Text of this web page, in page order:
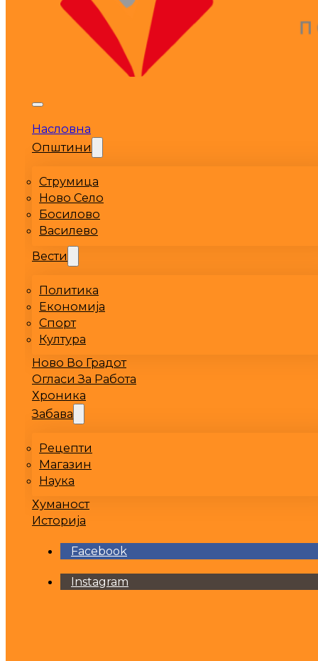
Насловна
Општини
Струмица
Ново Село
Босилово
Василево
Вести
Политика
Економија
Спорт
Култура
Ново Во Градот
Огласи За Работа
Хроника
Забава
Рецепти
Магазин
Наука
Хуманост
Историја
Facebook
Instagram